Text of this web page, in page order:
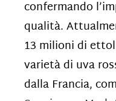
confermando
qualità.
13 milioni di
varietà di uva
dalla Francia,